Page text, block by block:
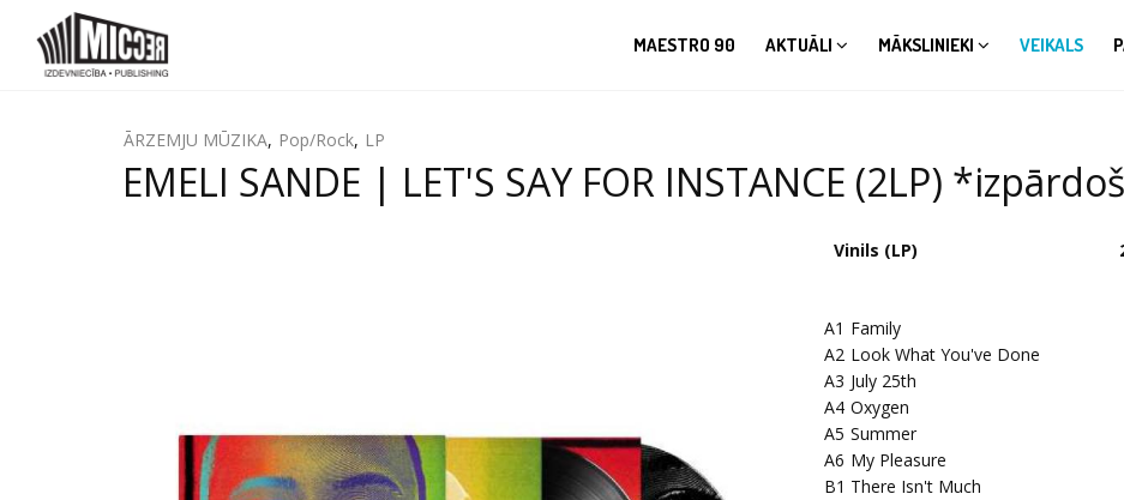
MAESTRO 90 AKTUĀLI MĀKSLINIEKI VEIKALS
ĀRZEMJU MŪZIKA, Pop/Rock, LP
EMELI SANDE | LET'S SAY FOR INSTANCE (2LP)
Vinils (LP)
A1 Family
A2 Look What You've Done
A3 July 25th
A4 Oxygen
A5 Summer
A6 My Pleasure
B1 There Isn't Much